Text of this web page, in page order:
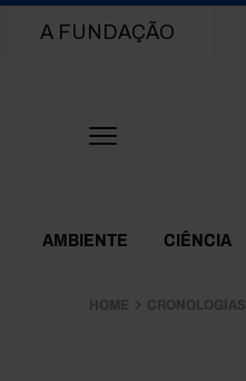
Main navigation
A FUNDAÇÃO
Themes Menu
AMBIENTE CIÊNCIA
HOME CRONOLOGIAS